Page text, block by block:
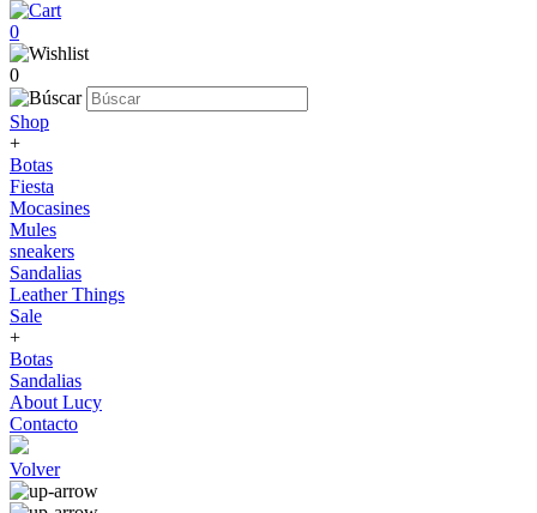
0
0
Shop
+
Botas
Fiesta
Mocasines
Mules
sneakers
Sandalias
Leather Things
Sale
+
Botas
Sandalias
About Lucy
Contacto
Volver